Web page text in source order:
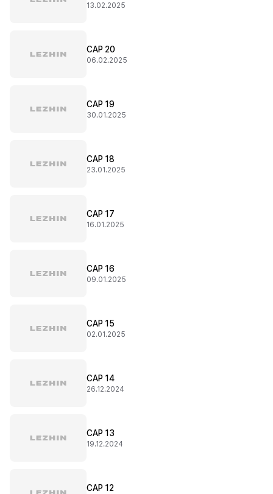
13.02.2025
CAP 20
06.02.2025
CAP 19
30.01.2025
CAP 18
23.01.2025
CAP 17
16.01.2025
CAP 16
09.01.2025
CAP 15
02.01.2025
CAP 14
26.12.2024
CAP 13
19.12.2024
CAP 12